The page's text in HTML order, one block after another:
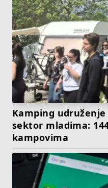
Kamping
sektor mladima:
kampovima